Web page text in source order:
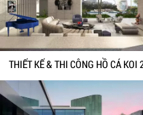
THIẾT KẾ & THI CÔNG HỒ CÁ KOI